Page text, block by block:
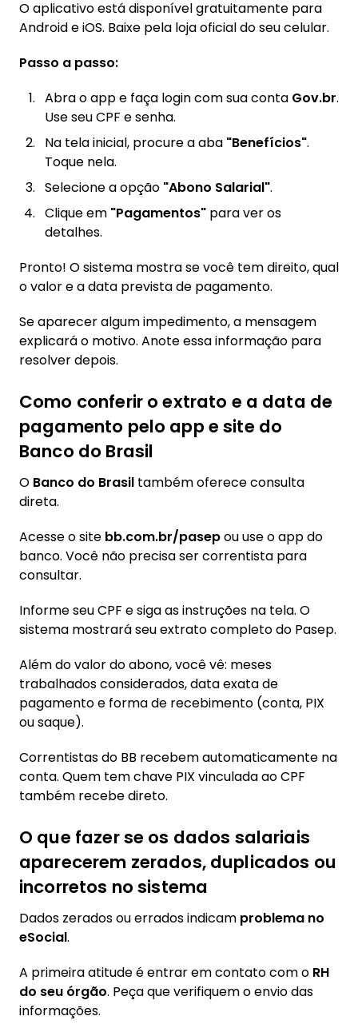
O aplicativo está disponível gratuitamente para
Android e iOS. Baixe pela loja oficial do seu celular.
Passo a passo:
Abra o app e faça login com sua conta Gov.br.
Use seu CPF e senha.
Na tela inicial, procure a aba "Benefícios".
Toque nela.
Selecione a opção "Abono Salarial".
Clique em "Pagamentos" para ver os
detalhes.
Pronto! O sistema mostra se você tem direito, qual
o valor e a data prevista de pagamento.
Se aparecer algum impedimento, a mensagem
explicará o motivo. Anote essa informação para
resolver depois.
Como conferir o extrato e a data de
pagamento pelo app e site do
Banco do Brasil
O Banco do Brasil também oferece consulta
direta.
Acesse o site bb.com.br/pasepou use o app do
banco. Você não precisa ser correntista para
consultar.
Informe seu CPF e siga as instruções na tela. O
sistema mostrará seu extrato completo do Pasep.
Além do valor do abono, você vê: meses
trabalhados considerados, data exata de
pagamento e forma de recebimento (conta, PIX
ou saque).
Correntistas do BB recebem automaticamente na
conta. Quem tem chave PIX vinculada ao CPF
também recebe direto.
O que fazer se os dados salariais
aparecerem zerados, duplicados ou
incorretos no sistema
Dados zerados ou errados indicam problema no
eSocial.
A primeira atitude é entrar em contato com o RH
do seu órgão. Peça que verifiquem o envio das
informações.